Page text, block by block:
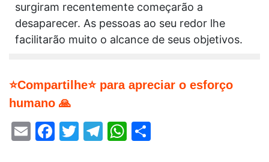
surgiram recentemente começarão a
desaparecer. As pessoas ao seu redor lhe
facilitarão muito o alcance de seus objetivos.
⭐Compartilhe⭐ para apreciar o esforço
humano 🙏
EmailFacebook
Twitter
Telegram
WhatsApp